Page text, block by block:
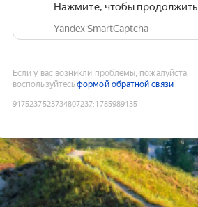
Нажмите, чтобы продолжить
Yandex SmartCaptcha
Если у вас возникли проблемы, пожалуйста,
воспользуйтесьформой обратной связи
9175237523734807237:1785989135